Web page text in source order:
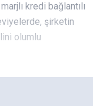
kredi bağlantılı
şirketin
olumlu